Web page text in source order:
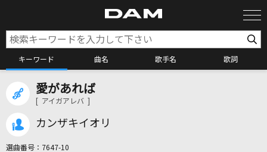
キーワード 曲名 歌手名 歌詞
愛があれば
[ アイガアレバ ]
カンザキイオリ
選曲番号： 7647-10